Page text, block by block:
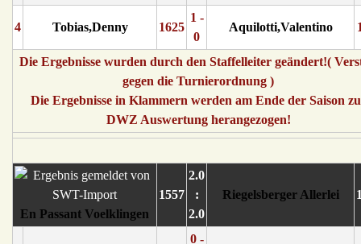
4 Tobias,Denny 1625
1 -
0
Aquilotti,Valentino
Die Ergebnisse wurden durch den Staffelleiter geändert!(
gegen die Turnierordnung )
Die Ergebnisse in Klammern werden am Ende der Saison
DWZ Auswertung herangezogen!
En Passant Voelklingen
1557
2.0
:
2.0
Riegelsberger Allerlei
0 -